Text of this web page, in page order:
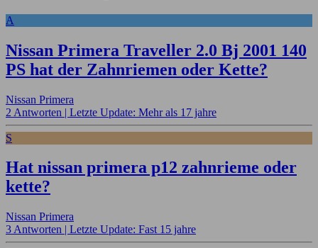
A
Nissan Primera Traveller 2.0 Bj 2001 140
PS hat der Zahnriemen oder Kette?
Nissan Primera
2 Antworten | Letzte Update: Mehr als 17 jahre
S
Hat nissan primera p12 zahnrieme oder
kette?
Nissan Primera
3 Antworten | Letzte Update: Fast 15 jahre